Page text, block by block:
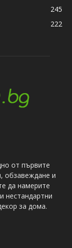
245
222
от първите
обзавеждане и
да намерите
нестандартни
за дома.